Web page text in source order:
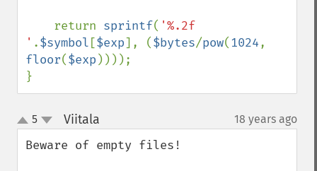
    return
sprintf( '%.2f
' .$symbol [$exp], ($bytes/pow(1024
floor($exp ))));
}
up
down
5 Viitala 18 years ago
Beware of empty files!